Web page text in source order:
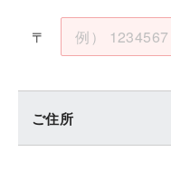
〒
ご住所